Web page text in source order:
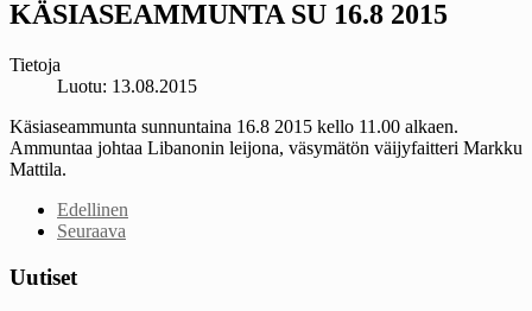
KÄSIASEAMMUNTA SU 16.8 2015
Tietoja
Luotu: 13.08.2015
Käsiaseammunta sunnuntaina 16.8 2015 kello 11.00 alkaen.
Ammuntaa johtaa Libanonin leijona, väsymätön väijyfaitteri Markku
Mattila.
Edellinen
Seuraava
Uutiset